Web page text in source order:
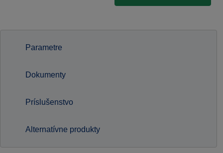
Parametre
Dokumenty
Príslušenstvo
Alternatívne produkty